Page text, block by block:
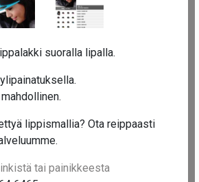
suoralla lipalla.
lippismallia? Ota reippaasti
tai painikkeesta